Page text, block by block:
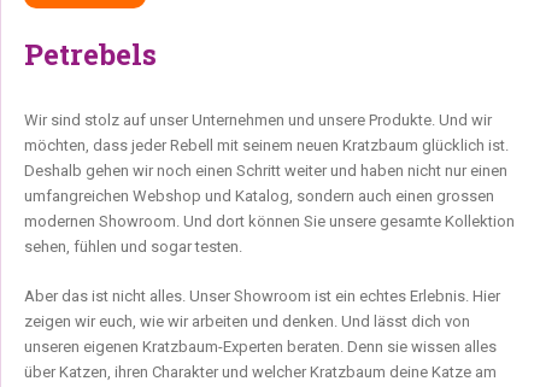
Petrebels
Wir sind stolz auf unser Unternehmen und unsere Produkte. Und wir
möchten, dass jeder Rebell mit seinem neuen Kratzbaum glücklich ist.
Deshalb gehen wir noch einen Schritt weiter und haben nicht nur einen
umfangreichen Webshop und Katalog, sondern auch einen grossen
modernen Showroom. Und dort können Sie unsere gesamte Kollektion
sehen, fühlen und sogar testen.
Aber das ist nicht alles. Unser Showroom ist ein echtes Erlebnis. Hier
zeigen wir euch, wie wir arbeiten und denken. Und lässt dich von
unseren eigenen Kratzbaum-Experten beraten. Denn sie wissen alles
über Katzen, ihren Charakter und welcher Kratzbaum deine Katze am